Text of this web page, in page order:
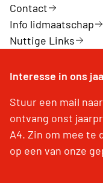
Contact
Info lidmaatschap
Nuttige Links
Interesse in ons
Stuur een mail
ontvang onst
A4. Zin om mee te
op een van onze